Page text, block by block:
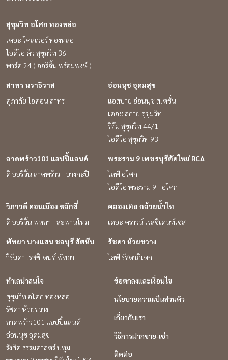
สุขุมวิท อโศก ทองหล่อ
เดอะ โคลเวอร์ ทองหล่อ
ไอดีโอ คิว สุขุมวิท 36
พาร์ค 24 ( ออริจิ้น พร้อมพงษ์ )
สาทร นราธิวาส
ศุภาลัย ไอคอน สาทร
อ่อนนุช อุดมสุข
แอสปาย อ่อนนุช สเตชั่น
เดอะ สกาย สุขุมวิท
ริทึ่ม สุขุมวิท 44/1
ไอดีโอ สุขุมวิท 93
ลาดพร้าว101 แฮปปี้แลนด์
ดิ ออริจิ้น ลาดพร้าว - บางกะปิ
พระราม 9 เพชรบุรีตัดใหม่ RCA
ไลฟ์ อโศก
ไอดีโอ พระราม 9 - อโศก
วิภาวดี ดอนเมือง หลักสี่
ดิ ออริจิ้น พหลฯ - สะพานใหม่
คลองเตย กล้วยน้ำไท
เดอะ คราวน์ เรสซิเดนท์เซส
พัทยา บางแสน ชลบุรี สัตหีบ
วีรันดา เรสซิเดนซ์ พัทยา
รัชดา ห้วยขวาง
ไลฟ์ รัชดาภิเษก
ทำเลน่าสนใจ
สุขุมวิท อโศก ทองหล่อ
รัชดา ห้วยขวาง
ลาดพร้าว101 แฮปปี้แลนด์
อ่อนนุช อุดมสุข
รังสิต ธรรมศาสตร์ ปทุม
ข้อตกลงและเงื่อนไข
นโยบายความเป็นส่วนตัว
เกี่ยวกับเรา
วิธีการฝากขาย-เช่า
ติดต่อ